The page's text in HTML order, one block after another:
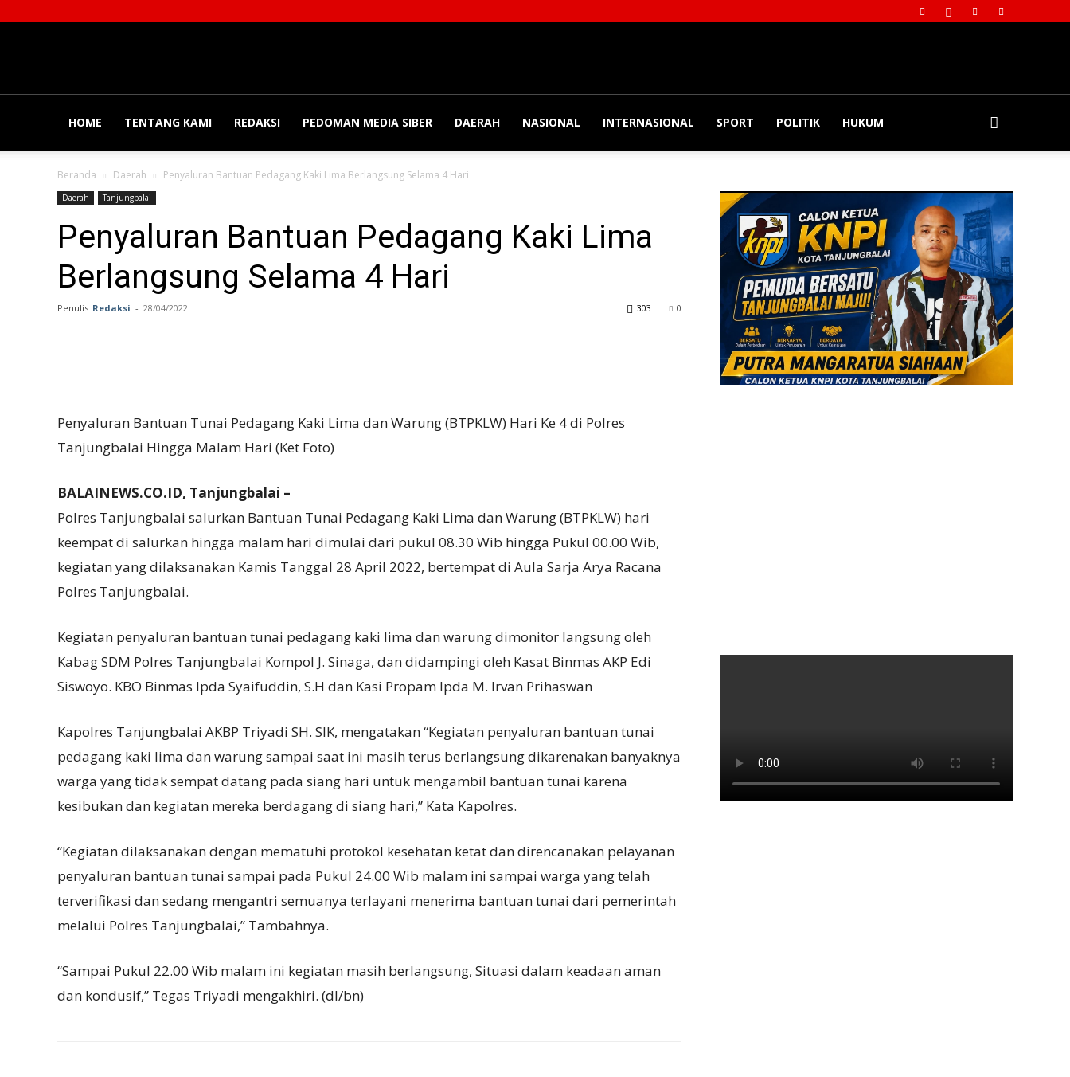
HOME TENTANG KAMI REDAKSI PEDOMAN MEDIA SIBER DAERAH NASIONAL INTERNASIONAL SPORT POLITIK HUKUM
Beranda Daerah Penyaluran Bantuan Pedagang Kaki Lima Berlangsung Selama 4 Hari
Daerah Tanjungbalai
Penyaluran Bantuan Pedagang Kaki Lima
Berlangsung Selama 4 Hari
Penulis Redaksi - 28/04/2022 0
303
Penyaluran Bantuan Tunai Pedagang Kaki Lima dan Warung (BTPKLW) Hari Ke 4 di Polres
Tanjungbalai Hingga Malam Hari (Ket Foto)
BALAINEWS.CO.ID, Tanjungbalai –
Polres Tanjungbalai salurkan Bantuan Tunai Pedagang Kaki Lima dan Warung (BTPKLW) hari
keempat di salurkan hingga malam hari dimulai dari pukul 08.30 Wib hingga Pukul 00.00 Wib,
kegiatan yang dilaksanakan Kamis Tanggal 28 April 2022, bertempat di Aula Sarja Arya Racana
Polres Tanjungbalai.
Kegiatan penyaluran bantuan tunai pedagang kaki lima dan warung dimonitor langsung oleh
Kabag SDM Polres Tanjungbalai Kompol J. Sinaga, dan didampingi oleh Kasat Binmas AKP Edi
Siswoyo. KBO Binmas Ipda Syaifuddin, S.H dan Kasi Propam Ipda M. Irvan Prihaswan
Kapolres Tanjungbalai AKBP Triyadi SH. SIK, mengatakan “Kegiatan penyaluran bantuan tunai
pedagang kaki lima dan warung sampai saat ini masih terus berlangsung dikarenakan banyaknya
warga yang tidak sempat datang pada siang hari untuk mengambil bantuan tunai karena
kesibukan dan kegiatan mereka berdagang di siang hari,” Kata Kapolres.
“Kegiatan dilaksanakan dengan mematuhi protokol kesehatan ketat dan direncanakan pelayanan
penyaluran bantuan tunai sampai pada Pukul 24.00 Wib malam ini sampai warga yang telah
terverifikasi dan sedang mengantri semuanya terlayani menerima bantuan tunai dari pemerintah
melalui Polres Tanjungbalai,” Tambahnya.
“Sampai Pukul 22.00 Wib malam ini kegiatan masih berlangsung, Situasi dalam keadaan aman
dan kondusif,” Tegas Triyadi mengakhiri. (dl/bn)